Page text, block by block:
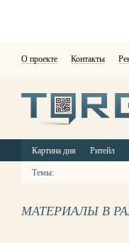
О проекте Контакты
Картина дня Ритейл
Темы:
МАТЕРИАЛЫ В